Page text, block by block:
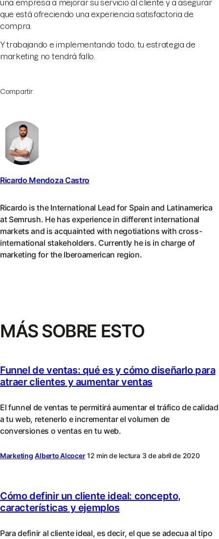
una empresa a mejorar su servicio al cliente y a asegurar
que está ofreciendo una experiencia satisfactoria de
compra.
Y trabajando e implementando todo, tu estrategia de
marketing no tendrá fallo.
Compartir
Ricardo Mendoza Castro
Ricardo is the International Lead for Spain and Latinamerica
at Semrush. He has experience in different international
markets and is acquainted with negotiations with cross-
international stakeholders. Currently he is in charge of
marketing for the Iberoamerican region.
MÁS SOBRE ESTO
Funnel de ventas: qué es y cómo diseñarlo para
atraer clientes y aumentar ventas
El funnel de ventas te permitirá aumentar el tráfico de calidad
a tu web, retenerlo e incrementar el volumen de
conversiones o ventas en tu web.
Marketing Alberto Alcocer 12 min de lectura 3 de abril de 2020
Cómo definir un cliente ideal: concepto,
características y ejemplos
Para definir al cliente ideal, es decir, el que se adecua al tipo